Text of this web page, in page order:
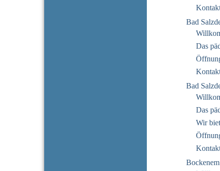
Bad
Das
Bad
Das
Wir
Bockenem